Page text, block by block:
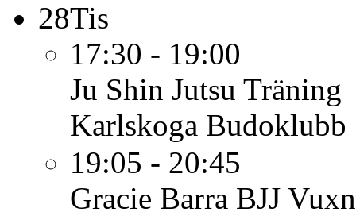
28Tis
17:30 - 19:00
Ju Shin Jutsu Träning
Karlskoga Budoklubb
19:05 - 20:45
Gracie Barra BJJ